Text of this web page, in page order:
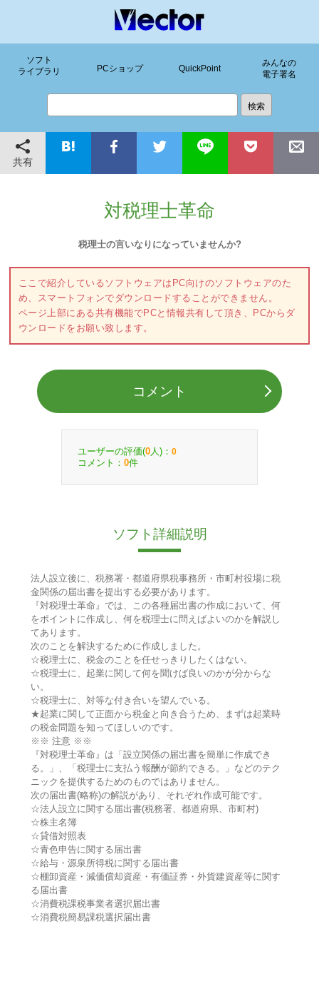
ソフト
ライブラリ
PCショップ QuickPoint
みんなの
電子署名
共有
対税理士革命
税理士の言いなりになっていませんか?
ここで紹介しているソフトウェアはPC向けのソフトウェアのた
め、スマートフォンでダウンロードすることができません。
ページ上部にある共有機能でPCと情報共有して頂き、PCからダ
ウンロードをお願い致します。
コメント
ユーザーの評価(0 人)： 0
コメント： 0件
ソフト詳細説明
法人設立後に、税務署・都道府県税事務所・市町村役場に税
金関係の届出書を提出する必要があります。
『対税理士革命』では、この各種届出書の作成において、何
をポイントに作成し、何を税理士に問えばよいのかを解説し
てあります。
次のことを解決するために作成しました。
☆税理士に、税金のことを任せっきりしたくはない。
☆税理士に、起業に関して何を聞けば良いのかが分からな
い。
☆税理士に、対等な付き合いを望んでいる。
★起業に関して正面から税金と向き合うため、まずは起業時
の税金問題を知ってほしいのです。
※※ 注意 ※※
『対税理士革命』は「設立関係の届出書を簡単に作成でき
る。」、「税理士に支払う報酬が節約できる。」などのテク
ニックを提供するためのものではありません。
次の届出書(略称)の解説があり、それぞれ作成可能です。
☆法人設立に関する届出書(税務署、都道府県、市町村)
☆株主名簿
☆貸借対照表
☆青色申告に関する届出書
☆給与・源泉所得税に関する届出書
☆棚卸資産・減価償却資産・有価証券・外貨建資産等に関す
る届出書
☆消費税課税事業者選択届出書
☆消費税簡易課税選択届出書